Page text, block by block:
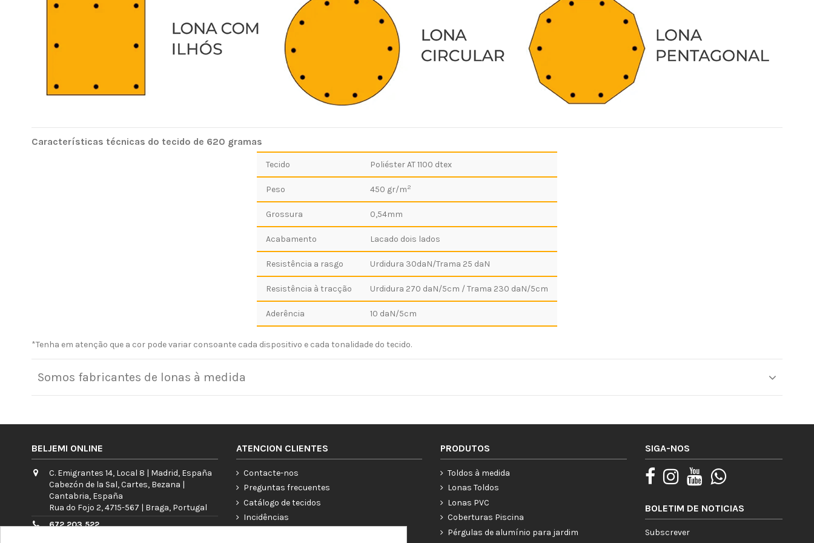
Características técnicas do tecido de 620 gramas
Tecido Poliéster AT 1100 dtex
Peso 450 gr/m2
Grossura 0,54mm
Acabamento Lacado dois lados
Resistência a rasgo Urdidura 30daN/Trama 25 daN
Resistência à tracção Urdidura 270 daN/5cm / Trama 230 daN/5cm
Aderência 10 daN/5cm
*Tenha em atenção que a cor pode variar consoante cada dispositivo e cada tonalidade do tecido.
Somos fabricantes de lonas à medida
BELJEMI ONLINE
C. Emigrantes 14, Local 8 | Madrid, España
Cabezón de la Sal, Cartes, Bezana |
Cantabria, España
Rua do Fojo 2, 4715-567 | Braga, Portugal
672 203 522
ATENCION CLIENTES
Contacte-nos
Preguntas frecuentes
Catálogo de tecidos
Incidências
PRODUTOS
Toldos à medida
Lonas Toldos
Lonas PVC
Coberturas Piscina
Pérgulas de alumínio para jardim
SIGA-NOS
BOLETIM DE NOTICIAS
Subscrever